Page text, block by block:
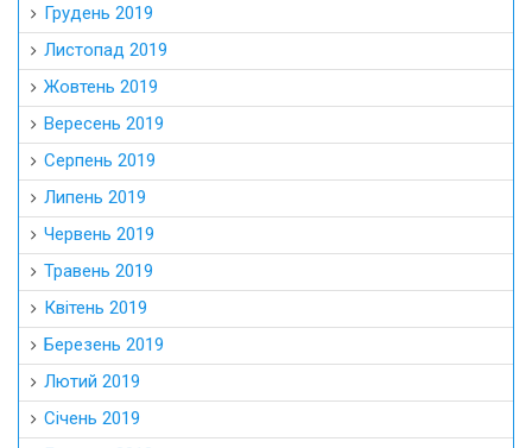
Грудень 2019
Листопад 2019
Жовтень 2019
Вересень 2019
Серпень 2019
Липень 2019
Червень 2019
Травень 2019
Квітень 2019
Березень 2019
Лютий 2019
Січень 2019